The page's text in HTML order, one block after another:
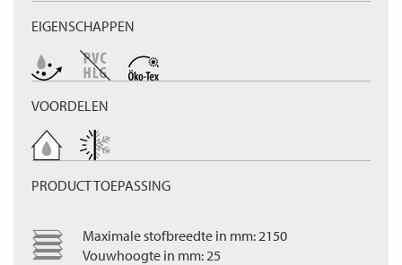
EIGENSCHAPPEN
VOORDELEN
PRODUCT TOEPASSING
Maximale stofbreedte in mm: 2150
Vouwhoogte in mm: 25